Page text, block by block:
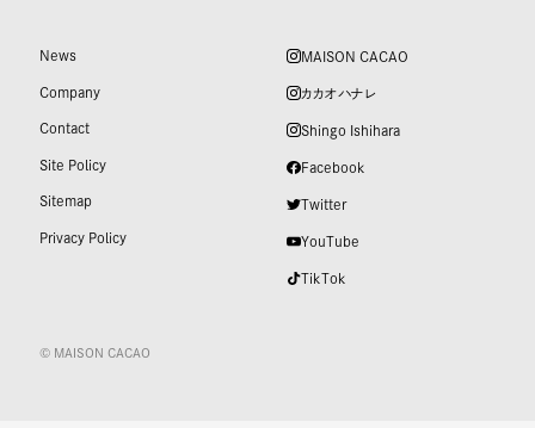
News
Company
Contact
Site Policy
Sitemap
Privacy Policy
MAISON CACAO
カカオハナレ
Shingo Ishihara
Facebook
Twitter
YouTube
TikTok
© MAISON CACAO